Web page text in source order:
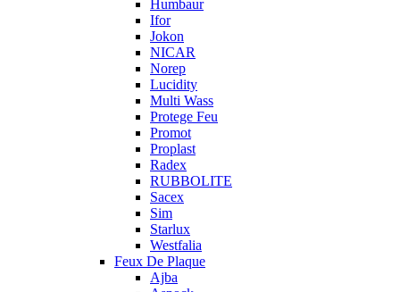
Humbaur
Ifor
Jokon
NICAR
Norep
Lucidity
Multi Wass
Protege Feu
Promot
Proplast
Radex
RUBBOLITE
Sacex
Sim
Starlux
Westfalia
Feux De Plaque
Ajba